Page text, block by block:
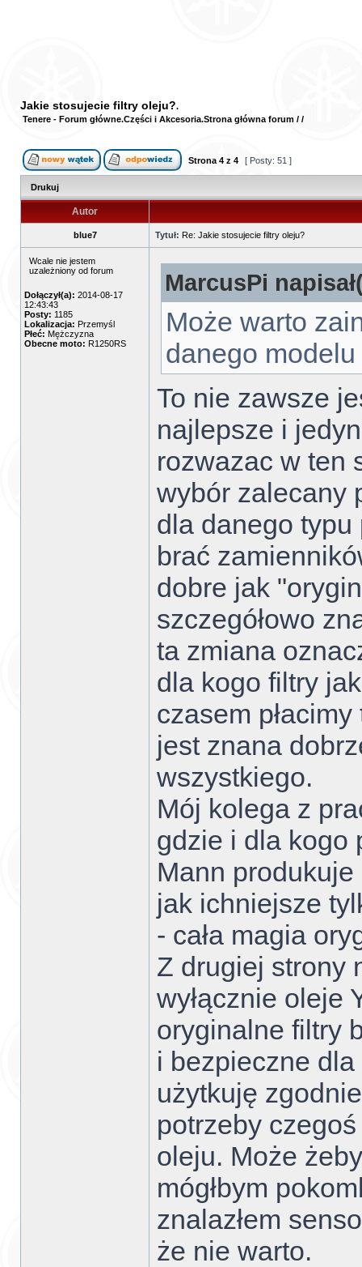
Jakie stosujecie filtry oleju?
Strona główna forum /
Tenere - Forum główne /
Części i Akcesoria
Strona 4 z 4 [ Posty: 51 ]
Drukuj
Autor
blue7 Tytuł: Re: Jakie stosujecie filtry oleju?
Wcale nie jestem
uzależniony od forum
Dołączył(a): 2014-08-17
12:43:43
Posty: 1185
Lokalizacja: Przemyśl
Płeć: Mężczyzna
Obecne moto: R1250RS
MarcusPi
Może warto
danego
To nie zawsze
najlepsze i
rozwazac w ten
wybór zalecany
dla danego
brać
dobre jak
szczegółowo
ta zmiana
dla kogo filtry
czasem
jest znana
wszystkiego.
Mój kolega z
gdzie i dla kogo
Mann
jak ichniejsze
- cała magia
Z drugiej strony
wyłącznie oleje
oryginalne filtry
i bezpieczne
użytkuję
potrzeby
oleju. Może
mógłbym
znalazłem
że nie warto.